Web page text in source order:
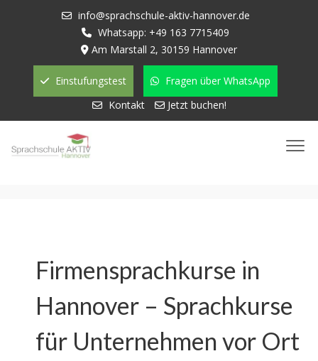
info@sprachschule-aktiv-hannover.de
Whatsapp: +49 163 7715409
Am Marstall 2, 30159 Hannover
Einstufungstest
Fragen über WhatsApp
Kontakt
Jetzt buchen!
Firmensprachkurse in
Hannover – Sprachkurse
für Unternehmen vor Ort